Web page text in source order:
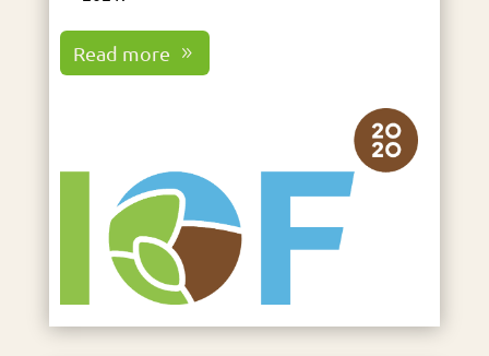
Read more